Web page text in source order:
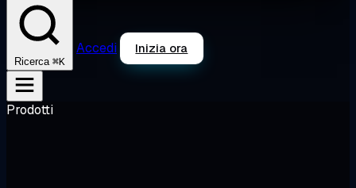
Ricerca ⌘K
Accedi Inizia ora
Prodotti